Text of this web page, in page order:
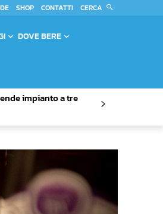
SHOP CONTATTI CERCA
DOVE BERE
impianto a tre